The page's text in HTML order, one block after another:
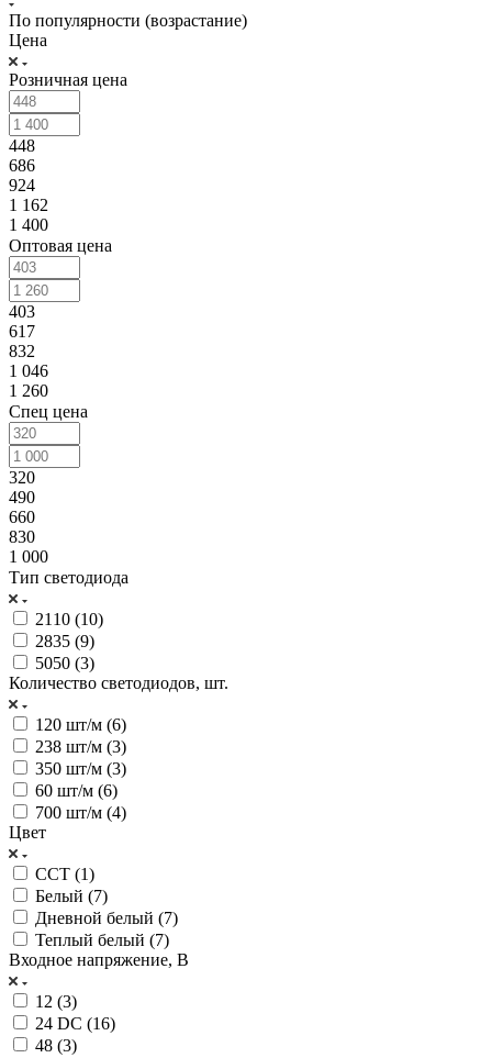
По популярности (возрастание)
Цена
Розничная цена
448
686
924
1 162
1 400
Оптовая цена
403
617
832
1 046
1 260
Спец цена
320
490
660
830
1 000
Тип светодиода
2110 (10)
2835 (9)
5050 (3)
Количество светодиодов, шт.
120 шт/м (6)
238 шт/м (3)
350 шт/м (3)
60 шт/м (6)
700 шт/м (4)
Цвет
CCT (1)
Белый (7)
Дневной белый (7)
Теплый белый (7)
Входное напряжение, В
12 (3)
24 DC (16)
48 (3)